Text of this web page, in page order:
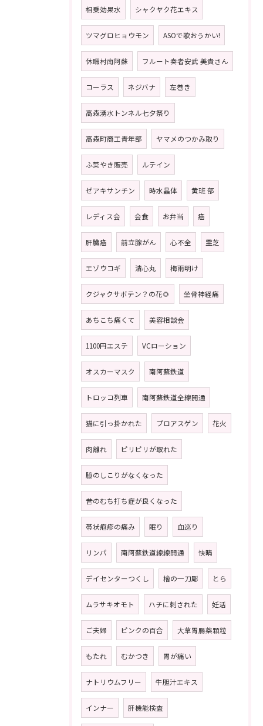
相乗効果水 シャクヤク花エキス
ツマグロヒョウモン ASOで歌おうかい!
休暇村南阿蘇 フルート奏者安武 美貴さん
コーラス ネジバナ 左巻き
高森湧水トンネル七夕祭り
高森町商工青年部 ヤマメのつかみ取り
ふ菜やき販売 ルテイン
ゼアキサンチン 時水晶体 黄班 部
レディス会 会食 お弁当 癌
肝臓癌 前立腺がん 心不全 霊芝
エゾウコギ 清心丸 梅雨明け
クジャクサボテン？の花🌻 坐骨神経痛
あちこち痛くて 美容相談会
1100円エステ VCローション
オスカーマスク 南阿蘇鉄道
トロッコ列車 南阿蘇鉄道全線開通
猫に引っ掛かれた プロアスゲン 花火
肉離れ ピリピリが取れた
脇のしこりがなくなった
昔のむち打ち症が良くなった
帯状疱疹の痛み 眠り 血巡り
リンパ 南阿蘇鉄道線線開通 快晴
デイセンターつくし 檜の一刀彫 とら
ムラサキオモト ハチに刺された 妊活
ご夫婦 ピンクの百合 大草胃腸薬顆粒
もたれ むかつき 胃が痛い
ナトリウムフリー 牛胆汁エキス
インナー 肝機能検査